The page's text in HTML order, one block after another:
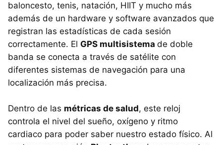
baloncesto, tenis, natación, HIIT y mucho más
además de un hardware y software avanzados que
registran las estadísticas de cada sesión
correctamente. El GPS multisistema de doble
banda se conecta a través de satélite con
diferentes sistemas de navegación para una
localización más precisa.
Dentro de las métricas de salud, este reloj
controla el nivel del sueño, oxígeno y ritmo
cardiaco para poder saber nuestro estado físico. Al